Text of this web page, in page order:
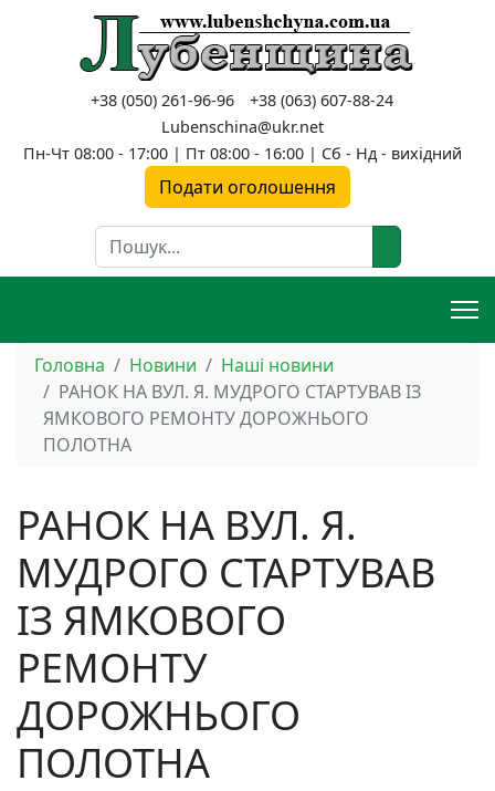
+38 (050) 261-96-96
+38 (063) 607-88-24
Lubenschina@ukr.net
Пн-Чт 08:00 - 17:00 | Пт 08:00 - 16:00 | Сб - Нд - вихідний
Подати оголошення
Пошук
Головна Новини
Наші новини
РАНОК НА ВУЛ. Я. МУДРОГО СТАРТУВАВ ІЗ
ЯМКОВОГО РЕМОНТУ ДОРОЖНЬОГО
ПОЛОТНА
РАНОК НА ВУЛ. Я.
МУДРОГО СТАРТУВАВ
ІЗ ЯМКОВОГО
РЕМОНТУ
ДОРОЖНЬОГО
ПОЛОТНА